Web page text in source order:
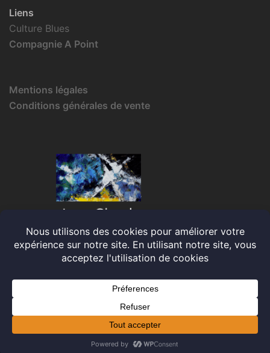
Liens
Culture Blues
Compagnie A Point
Mentions légales
Conditions générales de vente
© 2026 Jean-Claude IRMA. Fièrement propulsé par
Sydney